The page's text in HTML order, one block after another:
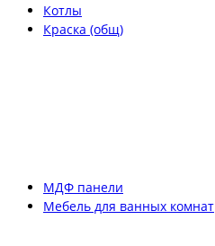
Котлы
Краска (общ)
МДФ панели
Мебель для ванных комнат